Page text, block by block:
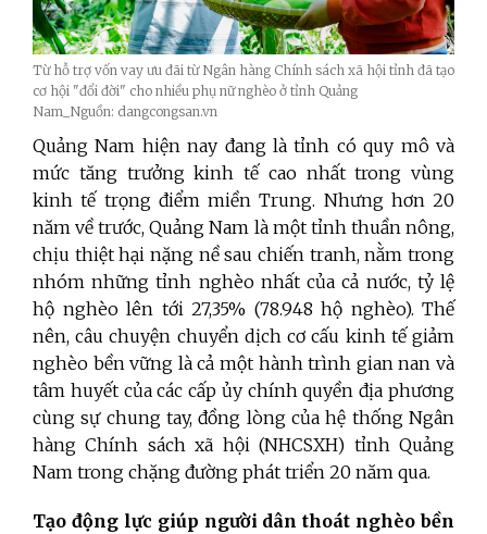
Từ hỗ trợ vốn vay ưu đãi từ Ngân hàng Chính sách xã hội tỉnh đã tạo
cơ hội "đổi đời" cho nhiều phụ nữ nghèo ở tỉnh Quảng
Nam_Nguồn: dangcongsan.vn
Quảng Nam hiện nay đang là tỉnh có quy mô và
mức tăng trưởng kinh tế cao nhất trong vùng
kinh tế trọng điểm miền Trung. Nhưng hơn 20
năm về trước, Quảng Nam là một tỉnh thuần nông,
chịu thiệt hại nặng nề sau chiến tranh, nằm trong
nhóm những tỉnh nghèo nhất của cả nước, tỷ lệ
hộ nghèo lên tới 27,35% (78.948 hộ nghèo). Thế
nên, câu chuyện chuyển dịch cơ cấu kinh tế giảm
nghèo bền vững là cả một hành trình gian nan và
tâm huyết của các cấp ủy chính quyền địa phương
cùng sự chung tay, đồng lòng của hệ thống Ngân
hàng Chính sách xã hội (NHCSXH) tỉnh Quảng
Nam trong chặng đường phát triển 20 năm qua.
Tạo động lực giúp người dân thoát nghèo bền